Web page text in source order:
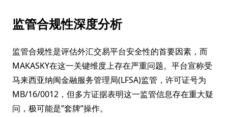
监管合规性深度分析
监管合规性是评估外汇交易平台安全性的首要因素，而
MAKASKY在这一关键维度上存在严重问题。平台宣称受
马来西亚纳闽金融服务管理局(LFSA)监管，许可证号为
MB/16/0012，但多方证据表明这一监管信息存在重大疑
问，极可能是”套牌”操作。